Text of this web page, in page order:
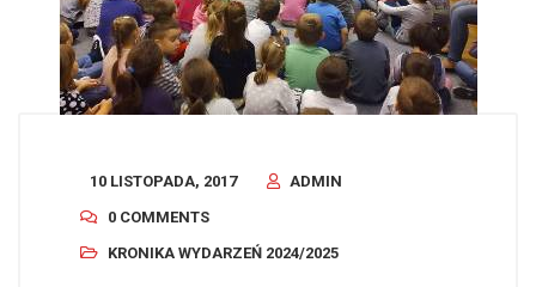
10 LISTOPADA, 2017
ADMIN
0 COMMENTS
KRONIKA WYDARZEŃ 2024/2025